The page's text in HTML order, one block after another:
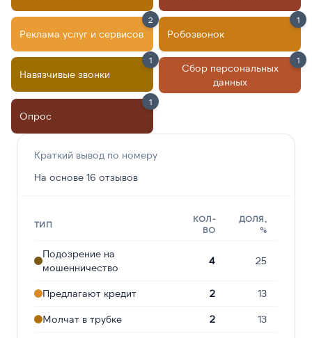
Реклама услуг и сервисов
2
Робозвонок
1
Навязчивые звонки
1
Сбор персональных
данных
1
Опрос
1
Краткий вывод по номеру
На основе 16 отзывов
ТИП
КОЛ-
ВО
ДОЛЯ,
%
Подозрение на
мошенничество
4 25
Предлагают кредит 2 13
Молчат в трубке 2 13